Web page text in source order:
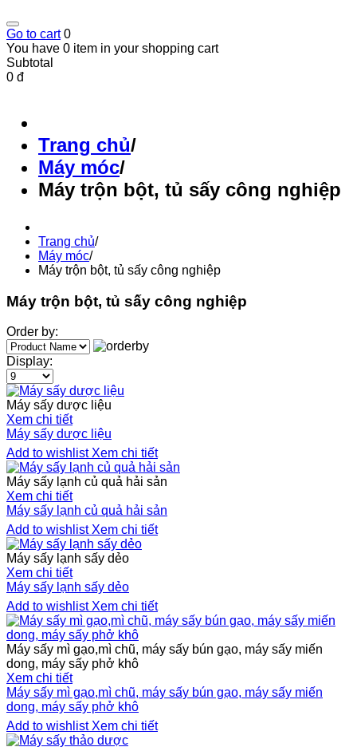
Go to cart 0
You have 0 item in your shopping cart
Subtotal
0 đ
Trang chủ/
Máy móc/
Máy trộn bột, tủ sấy công nghiệp
Trang chủ/
Máy móc/
Máy trộn bột, tủ sấy công nghiệp
Máy trộn bột, tủ sấy công nghiệp
Order by:
Display:
Máy sấy dược liệu
Xem chi tiết
Máy sấy dược liệu
Add to wishlist Xem chi tiết
Máy sấy lạnh củ quả hải sản
Xem chi tiết
Máy sấy lạnh củ quả hải sản
Add to wishlist Xem chi tiết
Máy sấy lạnh sấy dẻo
Xem chi tiết
Máy sấy lạnh sấy dẻo
Add to wishlist Xem chi tiết
Máy sấy mì gạo,mì chũ, máy sấy bún gạo, máy sấy miến
dong, máy sấy phở khô
Xem chi tiết
Máy sấy mì gạo,mì chũ, máy sấy bún gạo, máy sấy miến
dong, máy sấy phở khô
Add to wishlist Xem chi tiết